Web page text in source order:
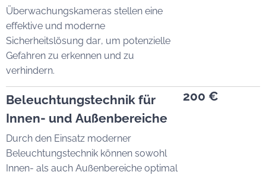
Überwachungskameras stellen eine
effektive und moderne
Sicherheitslösung dar, um potenzielle
Gefahren zu erkennen und zu
verhindern.
Beleuchtungstechnik für
Innen- und Außenbereiche
Durch den Einsatz moderner
Beleuchtungstechnik können sowohl
Innen- als auch Außenbereiche optimal
200 €